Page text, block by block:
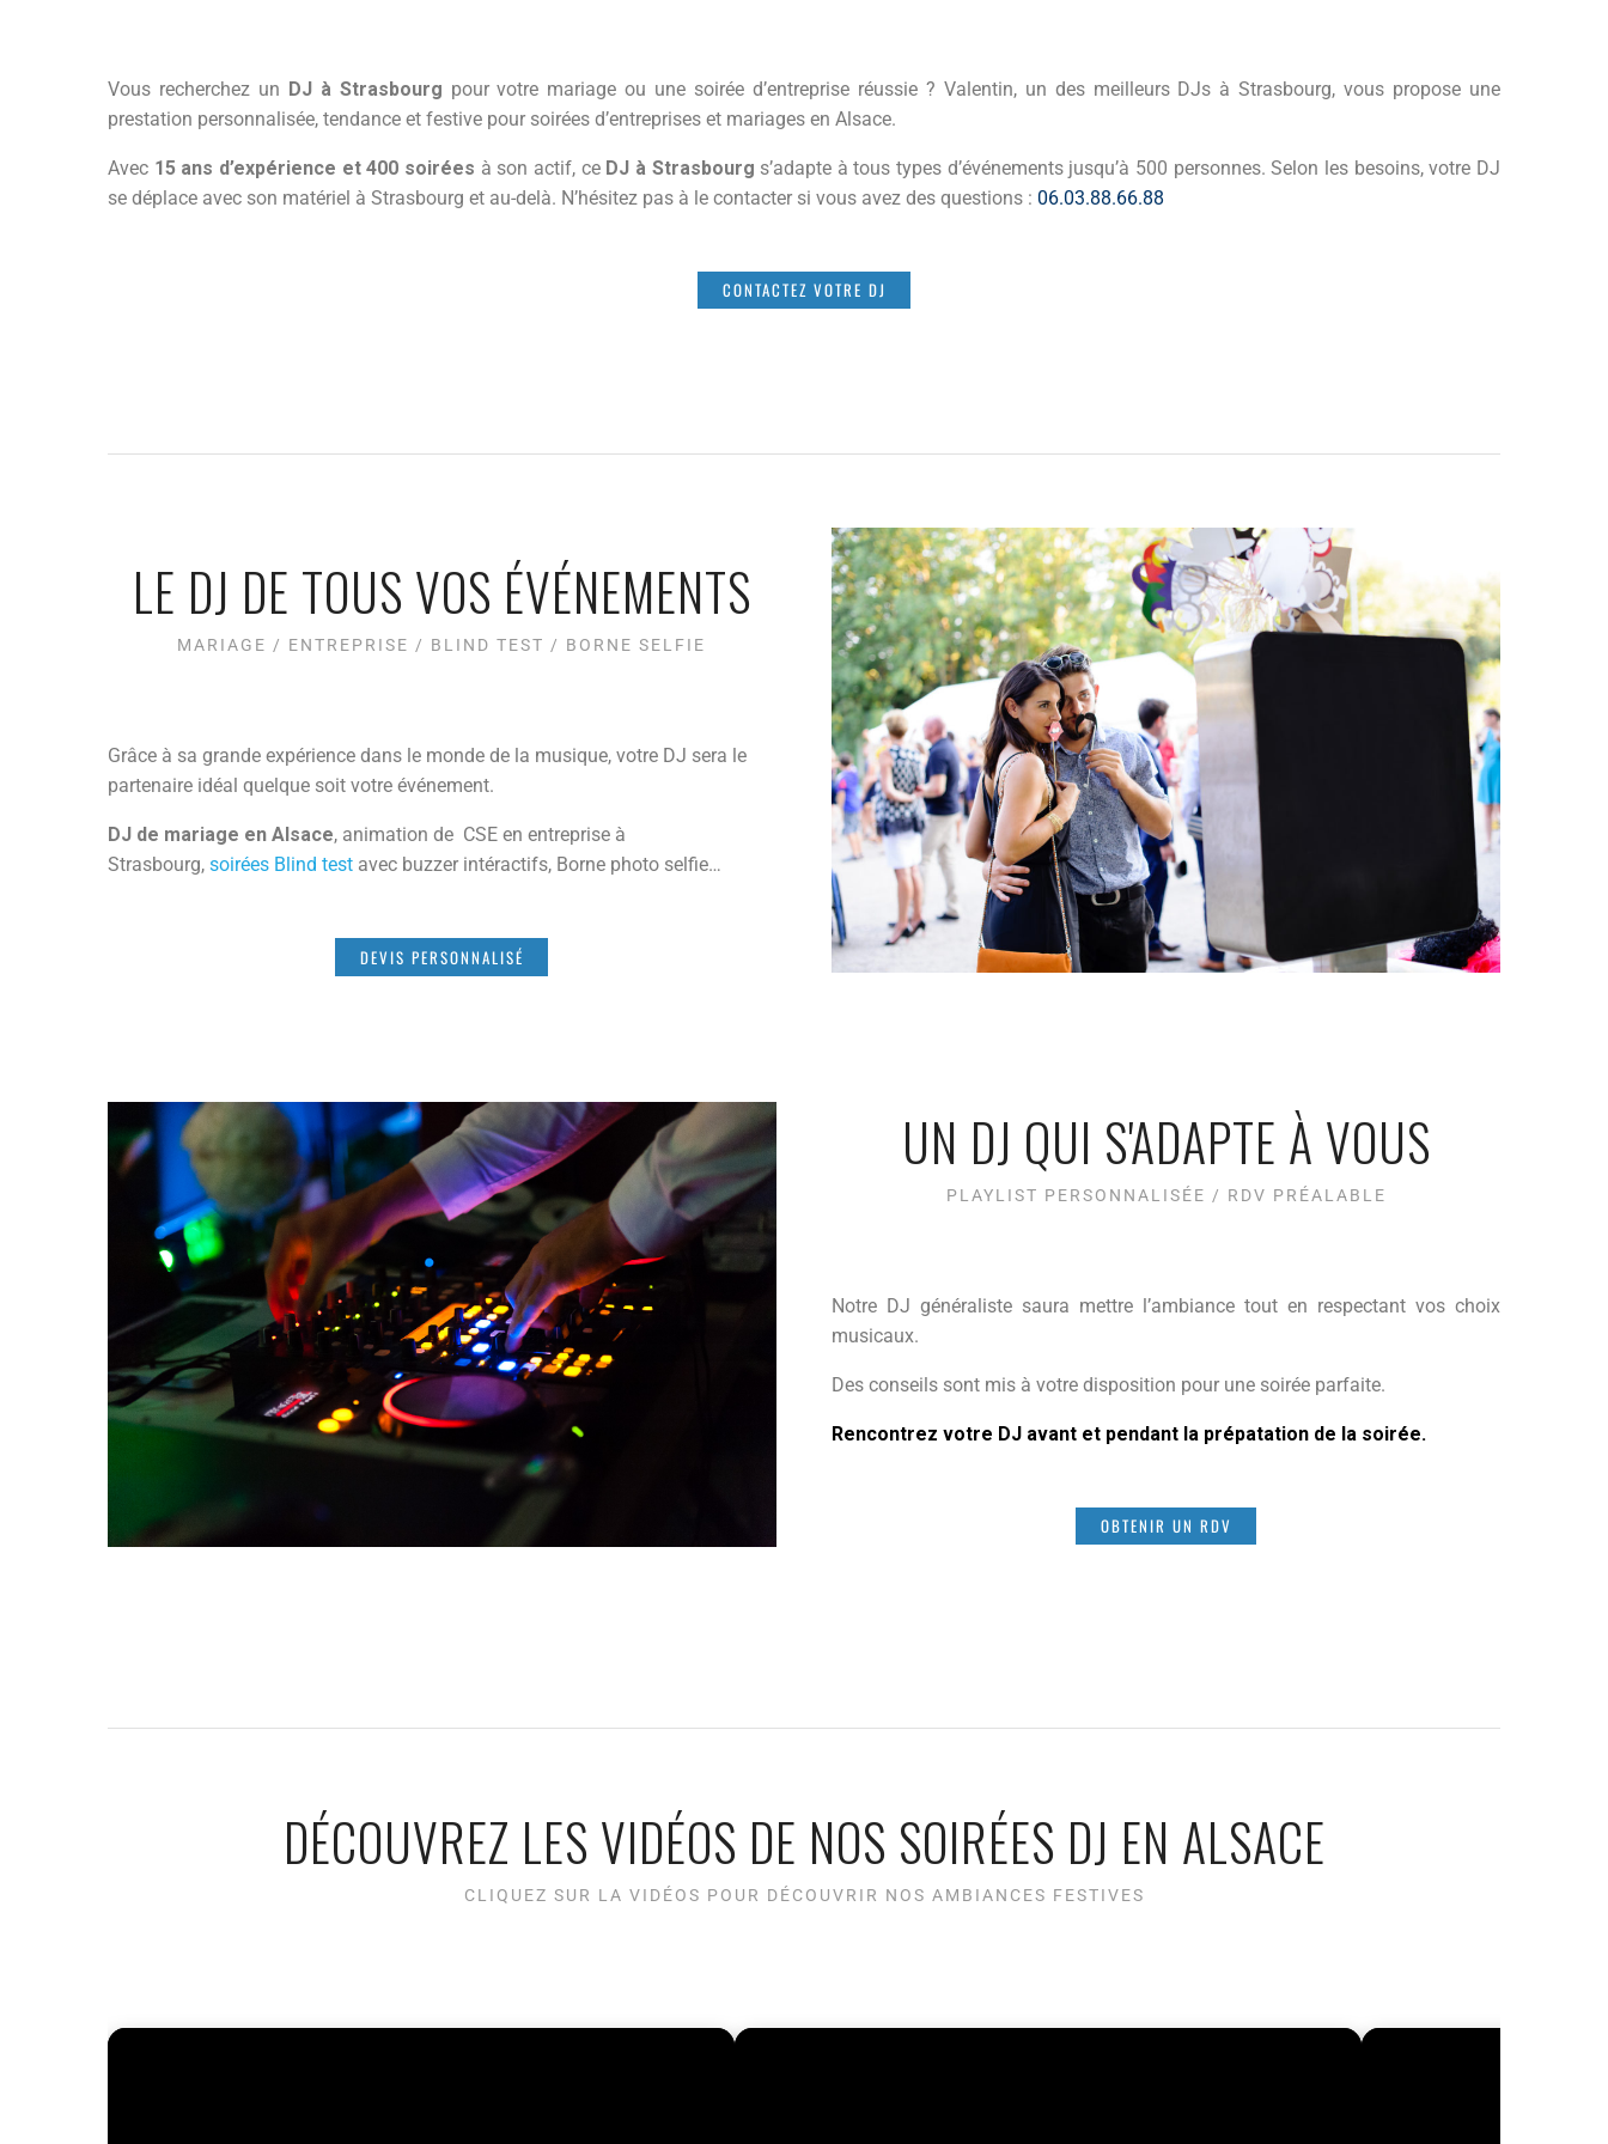
Vous recherchez un DJ à Strasbourg pour votre mariage ou une soirée d’entreprise réussie ? Valentin, un des meilleurs DJs à Strasbourg, vous propose une
prestation personnalisée, tendance et festive pour soirées d’entreprises et mariages en Alsace.
Avec 15 ans d’expérience et 400 soirées à son actif, ce DJ à Strasbourg s’adapte à tous types d’événements jusqu’à 500 personnes. Selon les besoins, votre DJ
se déplace avec son matériel à Strasbourg et au-delà. N’hésitez pas à le contacter si vous avez des questions : 06.03.88.66.88
CONTACTEZ VOTRE DJ
LE DJ DE TOUS VOS ÉVÉNEMENTS
MARIAGE / ENTREPRISE / BLIND TEST / BORNE SELFIE
Grâce à sa grande expérience dans le monde de la musique, votre DJ sera le
partenaire idéal quelque soit votre événement.
DJ de mariage en Alsace, animation de CSE en entreprise à
Strasbourg, soirées Blind test avec buzzer intéractifs, Borne photo selfie…
DEVIS PERSONNALISÉ
UN DJ QUI S'ADAPTE À VOUS
PLAYLIST PERSONNALISÉE / RDV PRÉALABLE
Notre DJ généraliste saura mettre l’ambiance tout en respectant vos choix
musicaux.
Des conseils sont mis à votre disposition pour une soirée parfaite.
Rencontrez votre DJ avant et pendant la prépatation de la soirée.
OBTENIR UN RDV
DÉCOUVREZ LES VIDÉOS DE NOS SOIRÉES DJ EN ALSACE
CLIQUEZ SUR LA VIDÉOS POUR DÉCOUVRIR NOS AMBIANCES FESTIVES